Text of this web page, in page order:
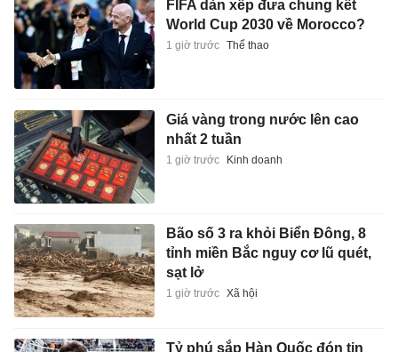
FIFA dàn xếp đưa chung kết
World Cup 2030 về Morocco?
1 giờ trước Thể thao
Giá vàng trong nước lên cao
nhất 2 tuần
1 giờ trước Kinh doanh
Bão số 3 ra khỏi Biển Đông, 8
tỉnh miền Bắc nguy cơ lũ quét,
sạt lở
1 giờ trước Xã hội
Tỷ phú sắp Hàn Quốc đón tin